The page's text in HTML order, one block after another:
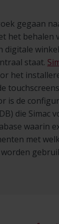
gegaan
het behalen
digitale
staat.
het
is de
die Simac
waarin
met